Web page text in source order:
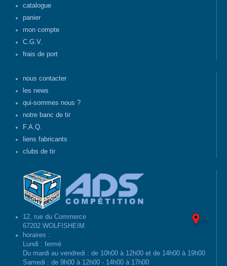
catalogue
panier
mon compte
C.G.V.
frais de port
nous contacter
les news
qui-sommes nous ?
notre banc de tir
F.A.Q.
liens fabricants
clubs de tir
12, rue du Commerce
67202 WOLFISHEIM
horaires :
Lundi : fermé
Du mardi au vendredi : de 10h00 à 12h00 et de 14h00 à 19h00
Samedi : de 9h00 à 12h00 - 14h00 à 17h00